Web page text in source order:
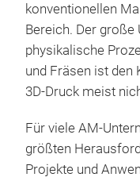
konventionellen
Bereich. Der
physikalische
und Fräsen ist den
3D-Druck meist
Für viele AM-
größten
Projekte und